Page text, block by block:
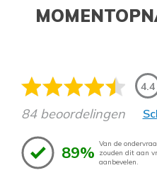
4.4
84 beoordelingen
89% Van de
zouden dit aan
aanbevelen.